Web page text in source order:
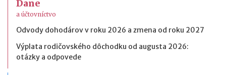
Dane
a účtovníctvo
Odvody dohodárov v roku 2026 a zmena od roku 2027
Výplata rodičovského dôchodku od augusta 2026:
otázky a odpovede